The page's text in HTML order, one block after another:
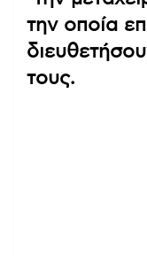
την οποία
τους.